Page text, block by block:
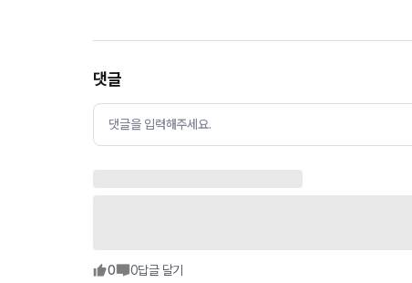
댓글
댓글을 입력해주세요.
0 0답글 달기